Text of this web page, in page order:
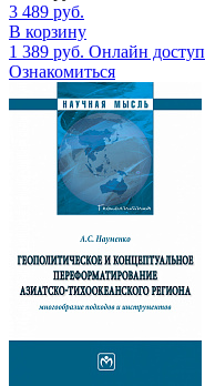
3 489 руб.
В корзину
1 389 руб. Онлайн доступ
Ознакомиться